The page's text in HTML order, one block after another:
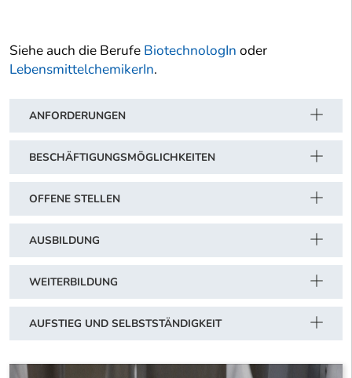
Siehe auch die Berufe BiotechnologIn oder
LebensmittelchemikerIn.
ANFORDERUNGEN
BESCHÄFTIGUNGSMÖGLICHKEITEN
OFFENE STELLEN
AUSBILDUNG
WEITERBILDUNG
AUFSTIEG UND SELBSTSTÄNDIGKEIT